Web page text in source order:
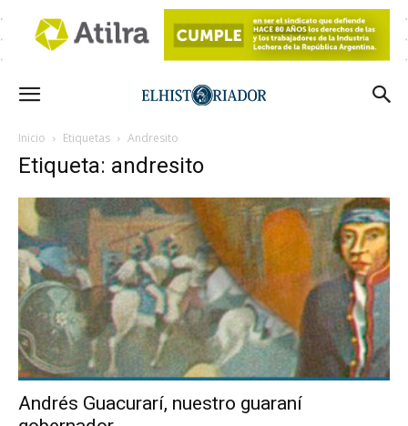
Inicio Etiquetas Andresito
Etiqueta: andresito
Andrés Guacurarí, nuestro guaraní